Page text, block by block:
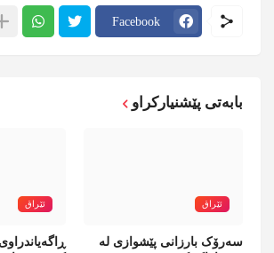
Facebook
بابەتی پێشنیارکراو
ئێراق
سەرۆک بارزانی پێشوازی لە
ئێراق